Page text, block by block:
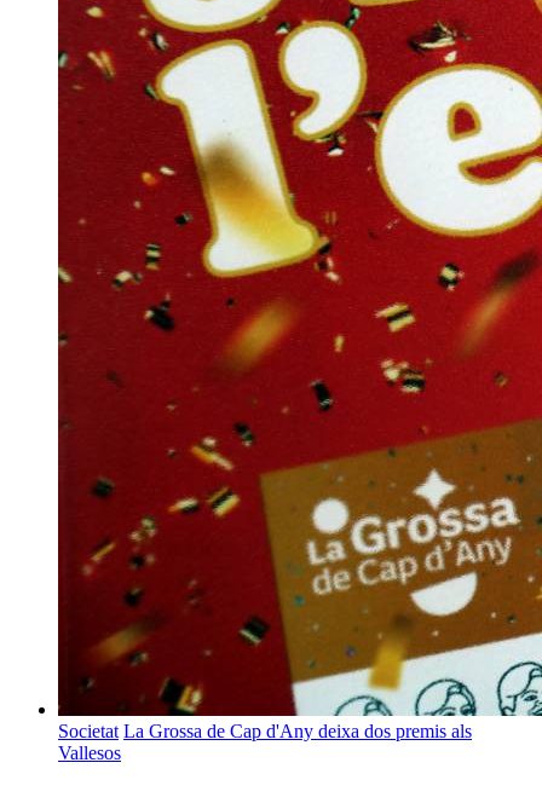
Societat La Grossa de Cap d'Any deixa dos premis als
Vallesos